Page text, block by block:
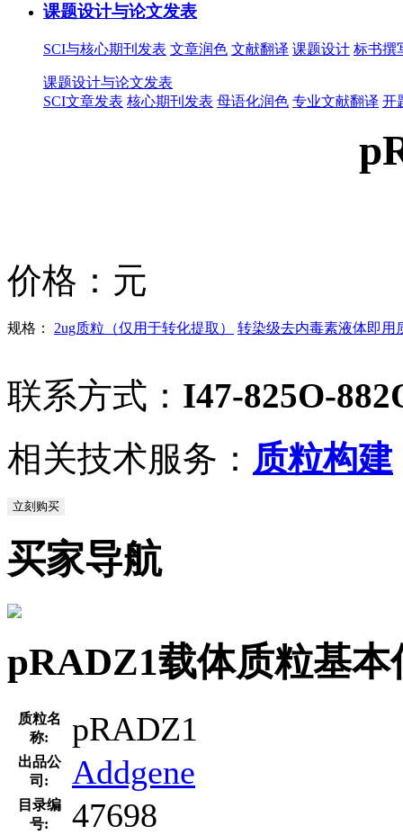
课题设计与论文发表
SCI与核心期刊发表 文章润色 文献翻译 课题设计 标书撰
课题设计与论文发表
SCI文章发表 核心期刊发表 母语化润色 专业文献翻译 开
价格： 元
规格： 2ug质粒（仅用于转化提取） 转染级去内毒素液体即用
联系方式： I47-825O-
相关技术服务： 质粒构建
立刻购买
买家导航
pRADZ1载体质粒基本
质粒名
称:
pRADZ1
出品公
司:
Addgene
目录编
号:
47698